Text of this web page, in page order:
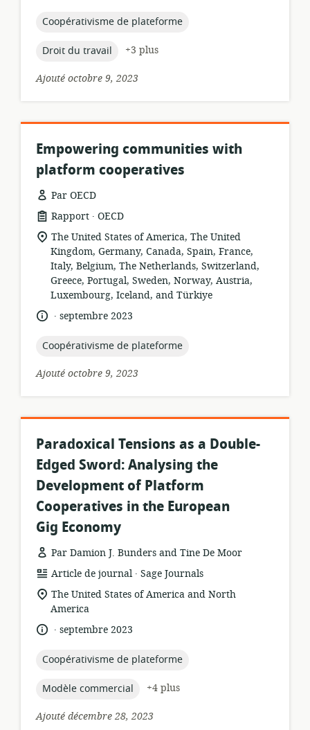
publication:
topic:
Coopérativisme de plateforme
topic:
Droit du travail
+3 plus
Ajouté octobre 9, 2023
Empowering communities with
platform cooperatives
Par OECD
Format
de
ressource:
Rapport .
éditeur:
OECD
Lieu
de
pertinence:
The United States of America, The United
Kingdom, Germany, Canada, Spain, France,
Italy, Belgium, The Netherlands, Switzerland,
Greece, Portugal, Sweden, Norway, Austria,
Luxembourg, Iceland, and Türkiye
langue:
.
date
publication:
septembre 2023
topic:
Coopérativisme de plateforme
Ajouté octobre 9, 2023
Paradoxical Tensions as a Double-
Edged Sword: Analysing the
Development of Platform
Cooperatives in the European
Gig Economy
Par Damion J. Bunders and Tine De Moor
Format
de
ressource:
Article de journal .
éditeur:
Sage Journals
Lieu
de
pertinence:
The United States of America and North
America
langue:
.
date
publication:
septembre 2023
topic:
Coopérativisme de plateforme
topic:
Modèle commercial
+4 plus
Ajouté décembre 28, 2023